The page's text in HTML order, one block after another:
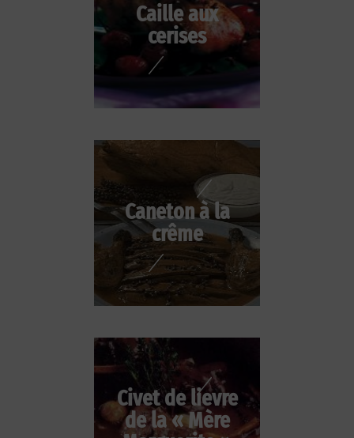
Caille aux
cerises
Caneton à la
crême
Civet de lievre
de la « Mère